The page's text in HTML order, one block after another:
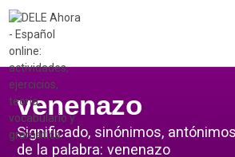
venenazo
Significado, sinónimos,
de la palabra: venenazo